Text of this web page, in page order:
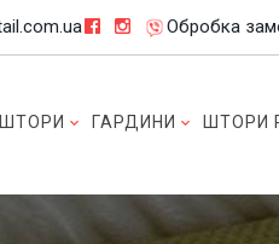
Обробка
ШТОРИ ГАРДИНИ ШТОРИ